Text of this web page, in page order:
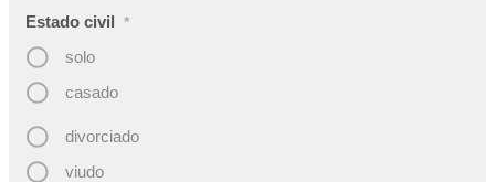
Estado civil *
solo
casado
divorciado
viudo